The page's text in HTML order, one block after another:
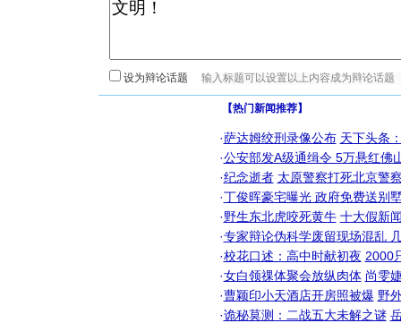
设为辩论话题
【热门新闻推荐】
·萨达姆绞刑录像公布 天下头条
·公安部发A级通缉令 5万悬红佛
·纪念逝者 太原警察打死北京警
·丁俊晖豪宅曝光 政府免费送别
·野生东北虎咬死黄牛 十大假新
·专家辩论伪科学废留现场混乱
·校花口述：高中时献初夜 2000
·女白领祼体聚会放纵肉体 尚雯
·曹颖印小天酒店开房照被爆 野
·诡秘莫测：二战五大未解之谜